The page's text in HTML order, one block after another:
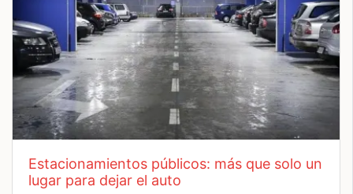
estacionamientos públicos: más que solo un
lugar para dejar el auto